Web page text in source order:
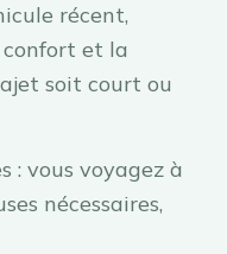
récent,
et la
soit court ou
: vous voyagez à
nécessaires,